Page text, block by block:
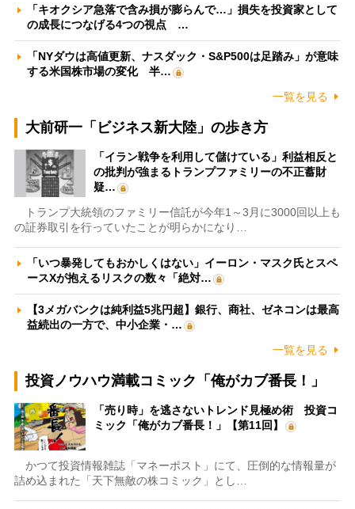
「キオクシア急落で含み損が膨らんで…」損失を投資家として
の成長につなげる4つの視点 …
「NYダウは高値更新、ナスダック・S&P500は足踏み」が意味
する米国株市場の変化 半…
一覧を見る
大前研一「ビジネス新大陸」の歩き方
「イラン戦争を利用して儲けている」利益相反と
の批判が強まるトランプファミリーの不正蓄財
疑…
トランプ大統領のファミリー信託が今年1～3月に3000回以上も
の証券取引を行っていたことが明らかになり…
「いつ暴発してもおかしくはない」イーロン・マスク氏とスペ
ースXが抱えるリスクの数々「絶対…
【3メガバンクは純利益5兆円超】銀行、商社、ゼネコンは最高
益続出の一方で、中小企業・…
一覧を見る
投資ノウハウ満載コミック「俺がカブ番長！」
「売り時」を逃さないトレンド見極め術 投資コ
ミック「俺がカブ番長！」【第11回】
かつて投資情報雑誌「マネーポスト」にて、圧倒的な情報量が
詰め込まれた「天下無敵の株コミック」とし…